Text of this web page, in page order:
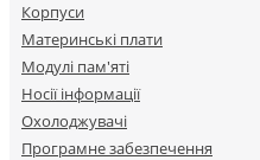
Корпуси
Материнські плати
Модулі пам'яті
Носії інформації
Охолоджувачі
Програмне забезпечення